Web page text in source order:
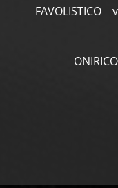
FAVOLISTICO
ONIRICO